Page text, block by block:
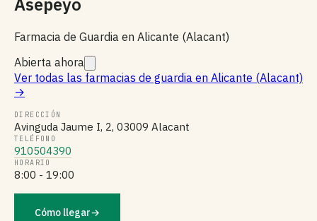
Farmacia de Guardia en Alicante (Alacant)
Abierta ahora
Ver todas las farmacias de guardia en Alicante (Alacant)
→
DIRECCIÓN
Avinguda Jaume I, 2, 03009 Alacant
TELÉFONO
910504390
HORARIO
8:00 - 19:00
Cómo llegar→